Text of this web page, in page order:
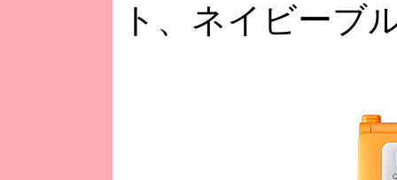
ト、ネイビーブ